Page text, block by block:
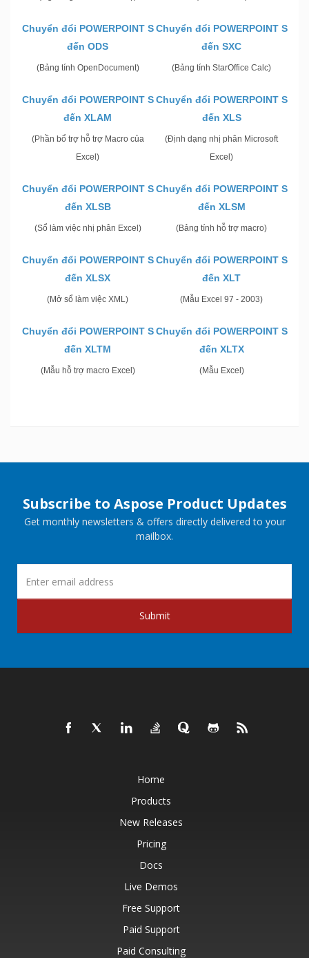
Chuyển đổi POWERPOINT S
đến ODS
(Bảng tính OpenDocument)
Chuyển đổi POWERPOINT S
đến SXC
(Bảng tính StarOffice Calc)
Chuyển đổi POWERPOINT S
đến XLAM
(Phần bổ trợ hỗ trợ Macro của
Excel)
Chuyển đổi POWERPOINT S
đến XLS
(Định dạng nhị phân Microsoft
Excel)
Chuyển đổi POWERPOINT S
đến XLSB
(Sổ làm việc nhị phân Excel)
Chuyển đổi POWERPOINT S
đến XLSM
(Bảng tính hỗ trợ macro)
Chuyển đổi POWERPOINT S
đến XLSX
(Mở sổ làm việc XML)
Chuyển đổi POWERPOINT S
đến XLT
(Mẫu Excel 97 - 2003)
Chuyển đổi POWERPOINT S
đến XLTM
(Mẫu hỗ trợ macro Excel)
Chuyển đổi POWERPOINT S
đến XLTX
(Mẫu Excel)
Subscribe to Aspose Product Updates
Get monthly newsletters & offers directly delivered to your
mailbox.
Submit
Home
Products
New Releases
Pricing
Docs
Live Demos
Free Support
Paid Support
Paid Consulting